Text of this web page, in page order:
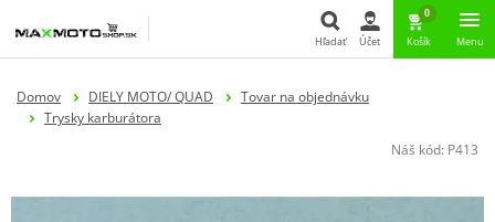
Hľadať Účet
0
Košík Menu
Domov DIELY MOTO/ QUAD
Tovar na objednávku
Trysky karburátora
Náš kód: P413